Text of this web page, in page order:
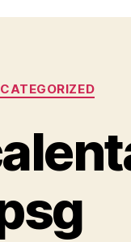
Categorías